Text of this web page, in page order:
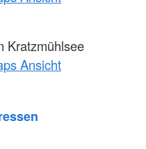
Kratzmühlsee
Ansicht